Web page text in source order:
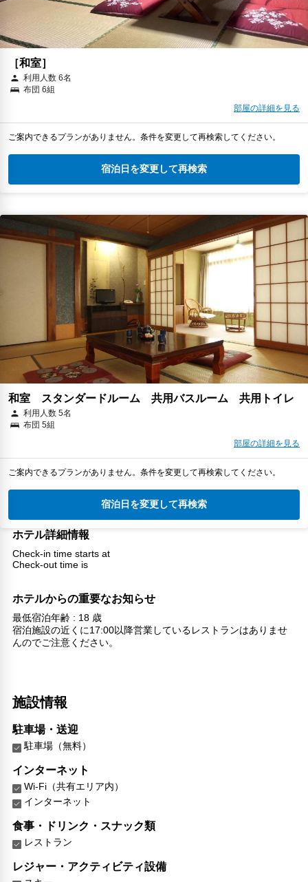
［和室］
利用人数 6名
布団 6組
部屋の詳細を見る
ご案内できるプランがありません。条件を変更して再検索してください。
宿泊日を変更して再検索
和室 スタンダードルーム 共用バスルーム 共用トイレ
利用人数 5名
布団 5組
部屋の詳細を見る
ご案内できるプランがありません。条件を変更して再検索してください。
宿泊日を変更して再検索
ホテル詳細情報
Check-in time starts at
Check-out time is
ホテルからの重要なお知らせ
最低宿泊年齢 : 18 歳
宿泊施設の近くに17:00以降営業しているレストランはありませ
んのでご注意ください。
施設情報
駐車場・送迎
駐車場（無料）
インターネット
Wi-Fi（共有エリア内）
インターネット
食事・ドリンク・スナック類
レストラン
レジャー・アクティビティ設備